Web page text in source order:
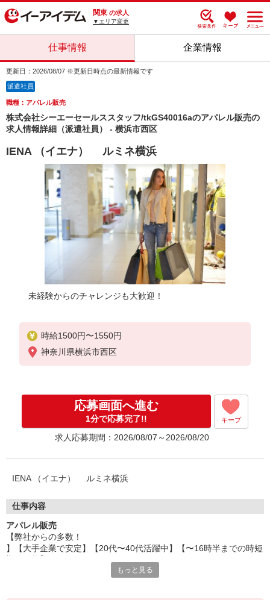
関東 の求人
▼エリア変更
仕事情報 企業情報
更新日：2026/08/07 ※更新日時点の最新情報です
派遣社員
職種：アパレル販売
株式会社シーエーセールススタッフ/tkGS40016aのアパレル販売の
求人情報詳細（派遣社員） - 横浜市西区
IENA （イエナ） ルミネ横浜
未経験からのチャレンジも大歓迎！
時給1500円〜1550円
神奈川県横浜市西区
応募画面へ進む
1分で応募完了!! キープ
求人応募期間：2026/08/07～2026/08/20
IENA （イエナ） ルミネ横浜
仕事内容
アパレル販売
【弊社からの多数！
】【大手企業で安定】【20代〜40代活躍中】【〜16時半までの時短
◎カジュアルアパレルを展開するセレクトショップにて販売スタッ
もっと見る